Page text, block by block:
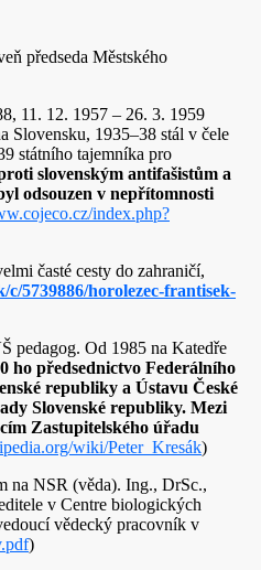
předseda Městského
11. 12. 1957 – 26. 3. 1959
Slovensku, 1935–38 stál v čele
státního tajemníka pro
slovenským antifašistům a
odsouzen v nepřítomnosti
index.php?
časté cesty do zahraničí,
c/5739886/horolezec-frantisek-
pedagog. Od 1985 na Katedře
ho předsednictvo Federálního
republiky a Ústavu České
Slovenské republiky. Mezi
Zastupitelského úřadu
wiki/Peter_Kresák)
na NSR (věda). Ing., DrSc.,
v Centre biologických
vědecký pracovník v
)